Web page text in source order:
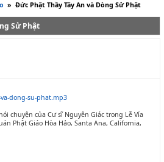
» Đức Phật Thầy Tây An và Dòng Sử Phật
Sử Phật
dong-su-phat.mp3
chuyện của Cư sĩ Nguyên Giác trong Lễ Vía
Phật Giáo Hòa Hảo, Santa Ana, California,